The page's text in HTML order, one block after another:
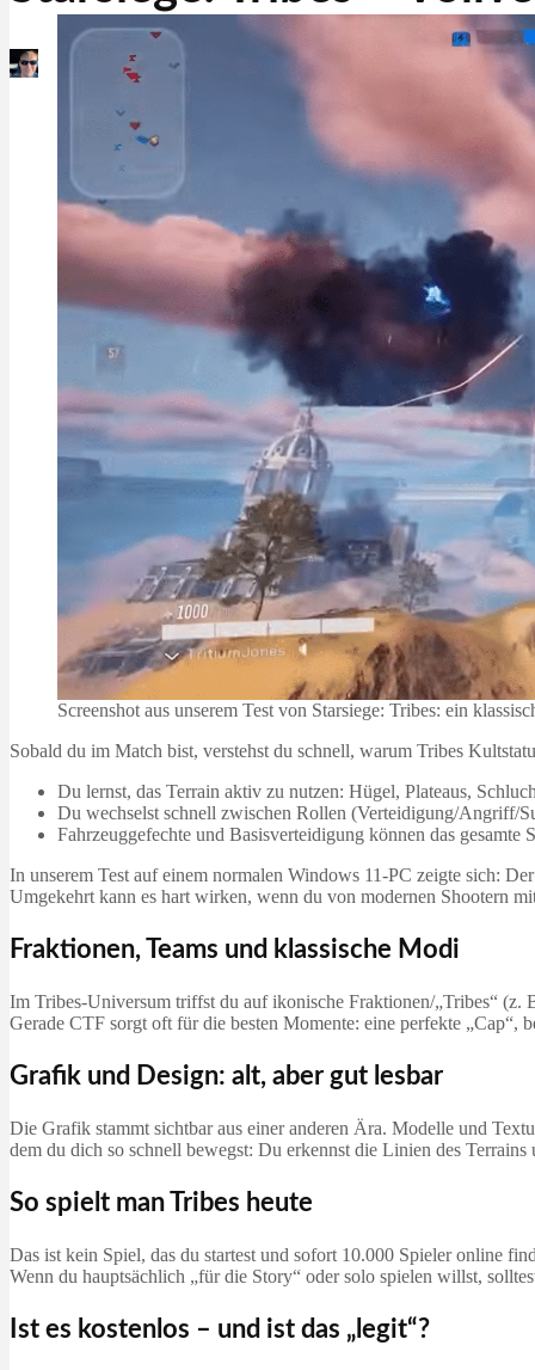
Martin Jørgensen
Screenshot aus unserem Test von Starsiege: Tribes: ein
Sobald du im Match bist, verstehst du schnell, warum Tribes
Du lernst, das Terrain aktiv zu nutzen: Hügel, Plateaus,
Du wechselst schnell zwischen Rollen (Verteidigung/Angriff/
Fahrzeuggefechte und Basisverteidigung können das
In unserem Test auf einem normalen Windows 11-PC zeigte sich:
Umgekehrt kann es hart wirken, wenn du von modernen Shootern
Fraktionen, Teams und klassische Modi
Im Tribes‑Universum triffst du auf ikonische Fraktionen/„Tribes“
Gerade CTF sorgt oft für die besten Momente: eine perfekte
Grafik und Design: alt, aber gut lesbar
Die Grafik stammt sichtbar aus einer anderen Ära. Modelle und
dem du dich so schnell bewegst: Du erkennst die Linien des Terrains
So spielt man Tribes heute
Das ist kein Spiel, das du startest und sofort 10.000 Spieler online
Wenn du hauptsächlich „für die Story“ oder solo spielen willst,
Ist es kostenlos – und ist das „legit“?